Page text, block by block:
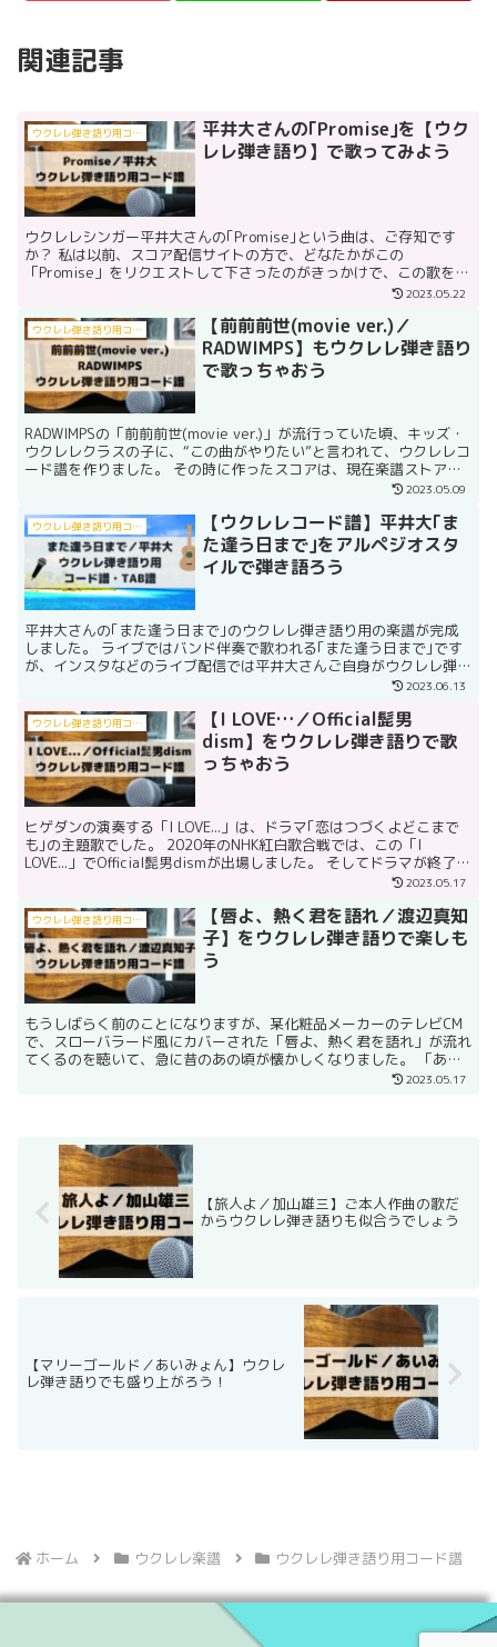
関連記事
ウクレレ弾き語り用コード譜
平井大さんの｢Promise｣を【ウク
レレ弾き語り】で歌ってみよう
ウクレレシンガー平井大さんの｢Promise｣という曲は、ご存知です
か？ 私は以前、スコア配信サイトの方で、どなたかがこの
「Promise」をリクエストして下さったのがきっかけで、この歌を知
2023.05.22
ウクレレ弾き語り用コード譜
【前前前世(movie ver.)／
RADWIMPS】もウクレレ弾き語り
で歌っちゃおう
RADWIMPSの「前前前世(movie ver.)」が流行っていた頃、キッズ・
ウクレレクラスの子に、“この曲がやりたい”と言われて、ウクレレコ
ード譜を作りました。 その時に作ったスコアは、現在楽譜ストア
2023.05.09
ウクレレ弾き語り用コード譜
【ウクレレコード譜】平井大｢ま
た逢う日まで｣をアルペジオスタ
イルで弾き語ろう
平井大さんの｢また逢う日まで｣のウクレレ弾き語り用の楽譜が完成
しました。 ライブではバンド伴奏で歌われる｢また逢う日まで｣です
が、インスタなどのライブ配信では平井大さんご自身がウクレレ弾き
語りで歌ってくれます。 今回は、ライブ配信での演奏を...2023.06.13
ウクレレ弾き語り用コード譜
【I LOVE…／Official髭男
dism】をウクレレ弾き語りで歌
っちゃおう
ヒゲダンの演奏する「I LOVE...」は、ドラマ｢恋はつづくよどこまで
も｣の主題歌でした。 2020年のNHK紅白歌合戦では、この「I
LOVE...」でOfficial髭男dismが出場しました。 そしてドラマが終了し
2023.05.17
ウクレレ弾き語り用コード譜
【唇よ、熱く君を語れ／渡辺真知
子】をウクレレ弾き語りで楽しも
う
もうしばらく前のことになりますが、某化粧品メーカーのテレビCM
で、スローバラード風にカバーされた「唇よ、熱く君を語れ」が流れ
てくるのを聴いて、急に昔のあの頃が懐かしくなりました。 「あ
ー、やっぱりいい曲だなぁ。ウクレレでも歌ってみたいなぁ。...
2023.05.17
【旅人よ／加山雄三】ご本人作曲の歌だ
からウクレレ弾き語りも似合うでしょう
【マリーゴールド／あいみょん】ウクレ
レ弾き語りでも盛り上がろう！
ホーム ウクレレ楽譜 ウクレレ弾き語り用コード譜